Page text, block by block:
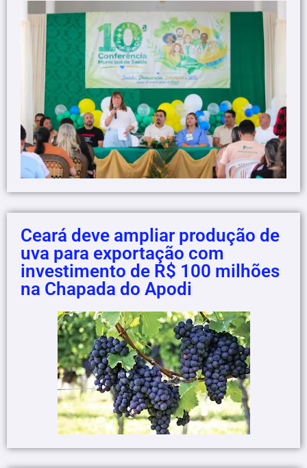
Ceará deve ampliar produção de
uva para exportação com
investimento de R$ 100 milhões
na Chapada do Apodi